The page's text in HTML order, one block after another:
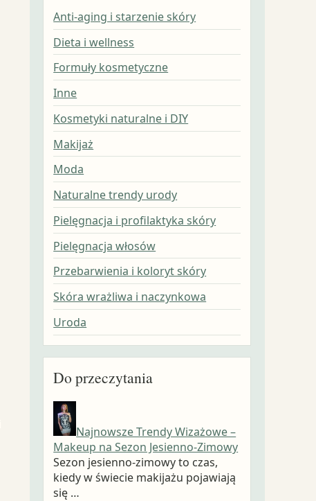
Anti-aging i starzenie skóry
Dieta i wellness
Formuły kosmetyczne
Inne
Kosmetyki naturalne i DIY
Makijaż
Moda
Naturalne trendy urody
Pielęgnacja i profilaktyka skóry
Pielęgnacja włosów
Przebarwienia i koloryt skóry
Skóra wrażliwa i naczynkowa
Uroda
Do przeczytania
Najnowsze Trendy Wizażowe –
Makeup na Sezon Jesienno-Zimowy
Sezon jesienno-zimowy to czas,
kiedy w świecie makijażu pojawiają
się …